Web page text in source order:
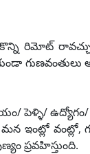
రిమోట్
పెళ్ళి/
వంట్లో,
ప్రవహిస్తుంది.